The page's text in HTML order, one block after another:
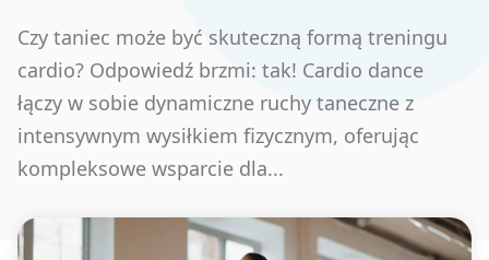
Czy taniec może być skuteczną formą treningu
cardio? Odpowiedź brzmi: tak! Cardio dance
łączy w sobie dynamiczne ruchy taneczne z
intensywnym wysiłkiem fizycznym, oferując
kompleksowe wsparcie dla...